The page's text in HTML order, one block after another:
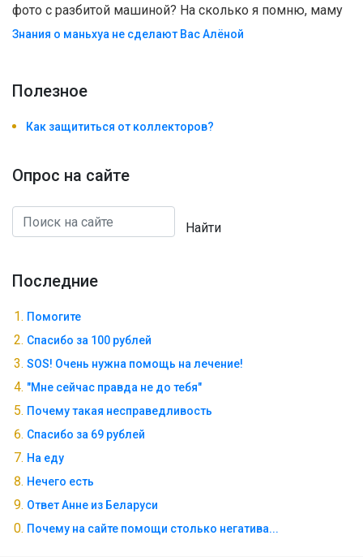
фото с разбитой машиной? На сколько я помню, маму
Знания о маньхуа не сделают Вас Алëной
Полезноe
Как защититься от коллекторов?
Опрос на сайте
Найти
Последние
Помогите
Спасибо за 100 рублей
SOS! Очень нужна помощь на лечение!
"Мне сейчас правда не до тебя"
Почему такая несправедливость
Спасибо за 69 рублей
На еду
Нечего есть
Ответ Анне из Беларуси
Почему на сайте помощи столько негатива...